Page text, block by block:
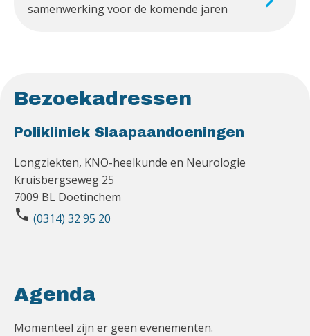
samenwerking voor de komende jaren
Bezoekadressen
Polikliniek Slaapaandoeningen
Longziekten, KNO-heelkunde en Neurologie
Kruisbergseweg 25
7009 BL Doetinchem
phone (0314) 32 95 20
Agenda
Momenteel zijn er geen evenementen.